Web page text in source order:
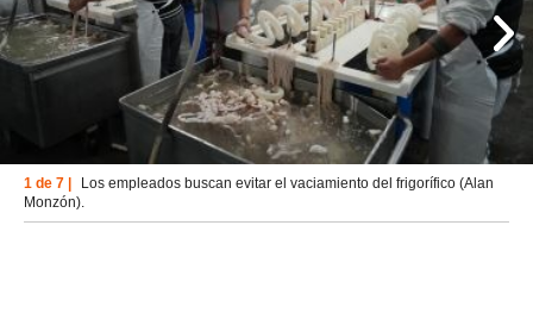
1 de 7 |
Los empleados buscan evitar el vaciamiento del frigorífico (Alan
Monzón).